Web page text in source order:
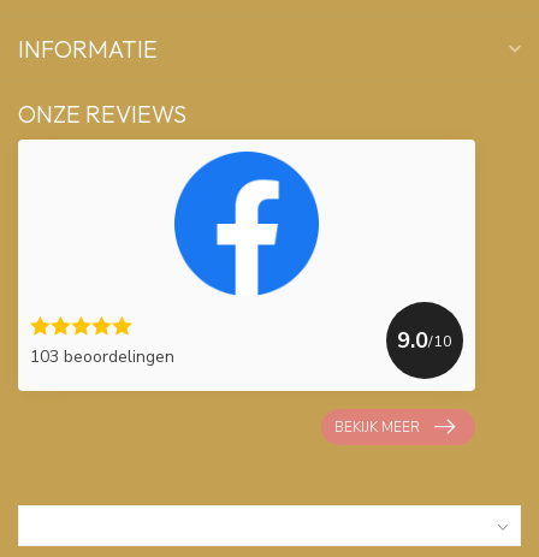
INFORMATIE
ONZE REVIEWS
103 beoordelingen
9.0/10
BEKIJK MEER